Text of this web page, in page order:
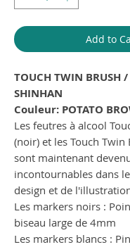
Add to
TOUCH TWIN BRUSH /
SHINHAN
Couleur: POTATO
Les feutres à alcool
(noir) et les Touch Twin
sont maintenant
incontournables dans
design et de
Les markers noirs :
biseau large de 4mm
Les markers blancs :